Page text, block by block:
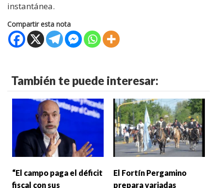
instantánea.
Compartir esta nota
También te puede interesar:
“El campo paga el déficit
fiscal con sus
El Fortín Pergamino
prepara variadas